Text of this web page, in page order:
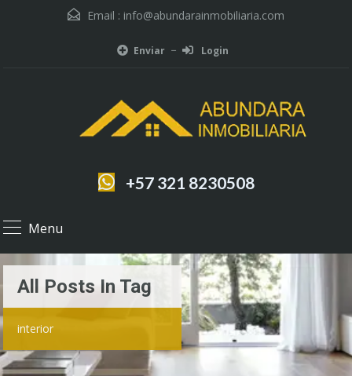
Email : info@abundarainmobiliaria.com
Enviar Login
+57 321 8230508
Menu
All Posts In Tag
interior